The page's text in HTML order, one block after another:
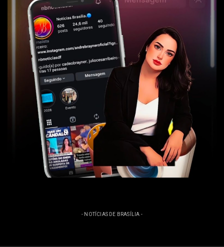
- NOTÍCIAS DE BRASÍLIA -